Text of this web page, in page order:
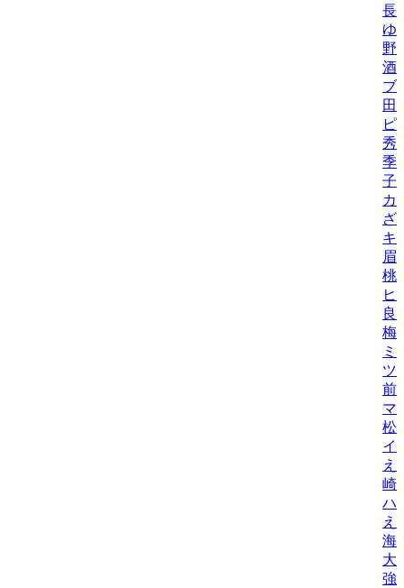
長
ゆ
野
酒
ブ
田
ピ
秀
季/
子/
カ
ざ
キ
眉
桃/
ヒ
良
梅
ミ
ツ
前
マ
松
イ
え
崎
ハ
え
海
大
強/